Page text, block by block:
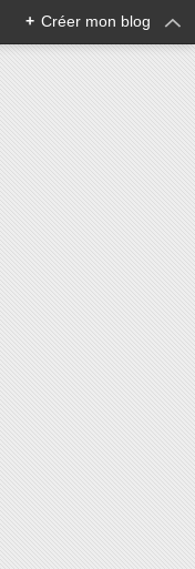
+ Créer mon blog